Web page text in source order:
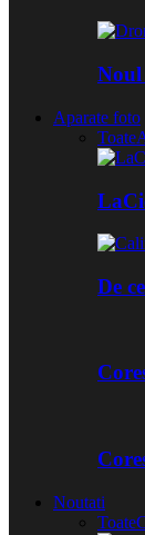
Noul
Aparate foto
Toate
De
Noutati
Toate